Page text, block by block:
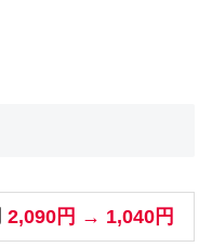
2,090円 → 1,040円